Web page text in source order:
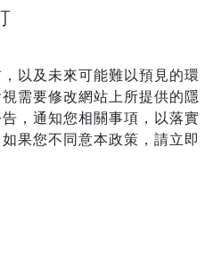
以及未來可能難以預見的環
需要修改網站上所提供的隱
，通知您相關事項，以落實
果您不同意本政策，請立即